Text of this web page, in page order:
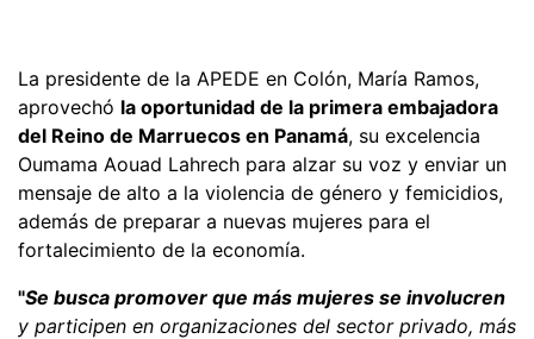
La presidente de la APEDE en Colón, María Ramos,
aprovechó la oportunidad de la primera embajadora
del Reino de Marruecos en Panamá, su excelencia
Oumama Aouad Lahrech para alzar su voz y enviar un
mensaje de alto a la violencia de género y femicidios,
además de preparar a nuevas mujeres para el
fortalecimiento de la economía.
"Se busca promover que más mujeres se involucren
y participen en organizaciones del sector privado, más